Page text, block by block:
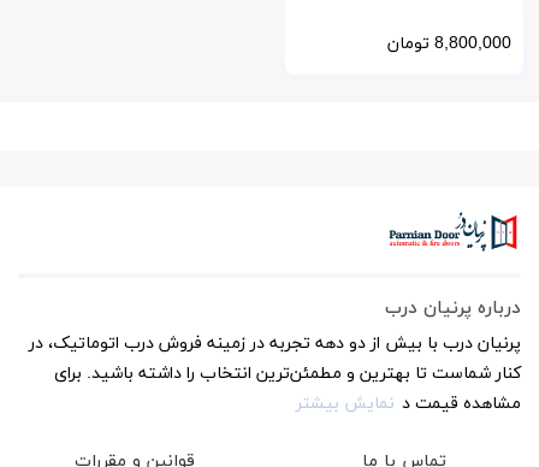
اتوماتیک کشویی و تلسکوپی
8,800,000 تومان
درباره پرنیان درب
پرنیان درب با بیش از دو دهه تجربه در زمینه فروش درب اتوماتیک، در
کنار شماست تا بهترین و مطمئن‌ترین انتخاب را داشته باشید. برای
مشاهده قیمت د نمایش بیشتر
تماس با ما قوانین و مقررات